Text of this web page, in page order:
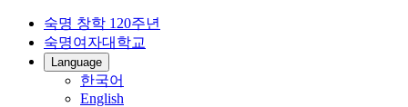
숙명 창학 120주년
숙명여자대학교
Language
한국어
English